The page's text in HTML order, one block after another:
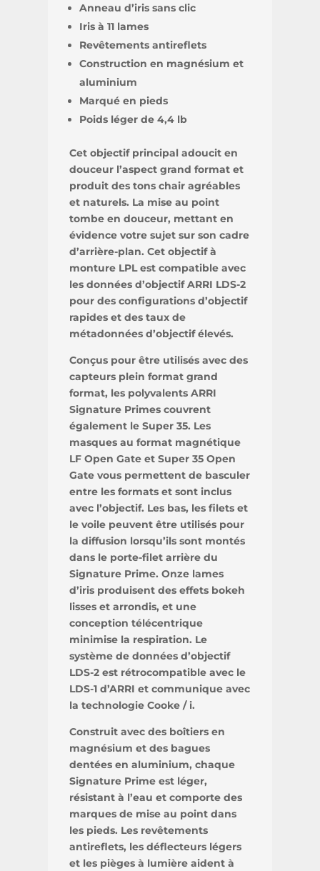
Anneau d’iris sans clic
Iris à 11 lames
Revêtements antireflets
Construction en magnésium et
aluminium
Marqué en pieds
Poids léger de 4,4 lb
Cet objectif principal adoucit en
douceur l’aspect grand format et
produit des tons chair agréables
et naturels. La mise au point
tombe en douceur, mettant en
évidence votre sujet sur son cadre
d’arrière-plan. Cet objectif à
monture LPL est compatible avec
les données d’objectif ARRI LDS-2
pour des configurations d’objectif
rapides et des taux de
métadonnées d’objectif élevés.
Conçus pour être utilisés avec des
capteurs plein format grand
format, les polyvalents ARRI
Signature Primes couvrent
également le Super 35. Les
masques au format magnétique
LF Open Gate et Super 35 Open
Gate vous permettent de basculer
entre les formats et sont inclus
avec l’objectif. Les bas, les filets et
le voile peuvent être utilisés pour
la diffusion lorsqu’ils sont montés
dans le porte-filet arrière du
Signature Prime. Onze lames
d’iris produisent des effets bokeh
lisses et arrondis, et une
conception télécentrique
minimise la respiration. Le
système de données d’objectif
LDS-2 est rétrocompatible avec le
LDS-1 d’ARRI et communique avec
la technologie Cooke / i.
Construit avec des boîtiers en
magnésium et des bagues
dentées en aluminium, chaque
Signature Prime est léger,
résistant à l’eau et comporte des
marques de mise au point dans
les pieds. Les revêtements
antireflets, les déflecteurs légers
et les pièges à lumière aident à